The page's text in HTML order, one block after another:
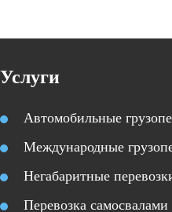
Услуги
Автомобильные
Международные
Негабаритные
Перевозка самосвалами